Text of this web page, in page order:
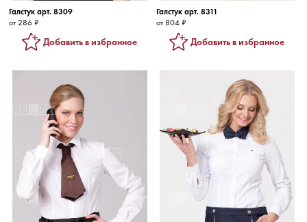
Галстук арт. 8309
от 286 ₽
Добавить в избранное
Галстук арт. 8311
от 804 ₽
Добавить в избранное